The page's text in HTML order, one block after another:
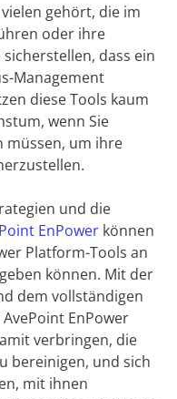
gehört, die im
oder ihre
dass ein
Management
diese Tools kaum
wenn Sie
müssen, um ihre
und die
EnPower können
Platform-Tools an
können. Mit der
dem vollständigen
EnPower
verbringen, die
bereinigen, und sich
mit ihnen